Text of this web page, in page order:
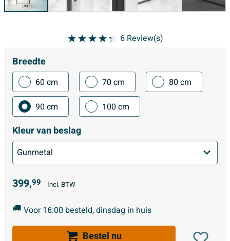
6 Review(s)
Breedte
60 cm 70 cm
80 cm
90 cm
100 cm
Kleur van beslag
399,99 Incl. BTW
Voor 16:00 besteld, dinsdag in huis
Bestel nu